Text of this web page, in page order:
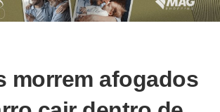
morrem afogados